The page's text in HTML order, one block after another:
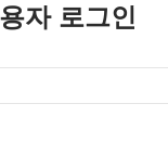
자 로그인